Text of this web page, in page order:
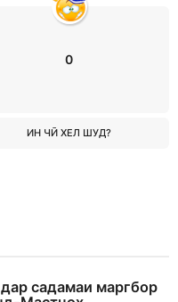
0
ИН ЧӢ ХЕЛ ШУД?
садамаи маргбор